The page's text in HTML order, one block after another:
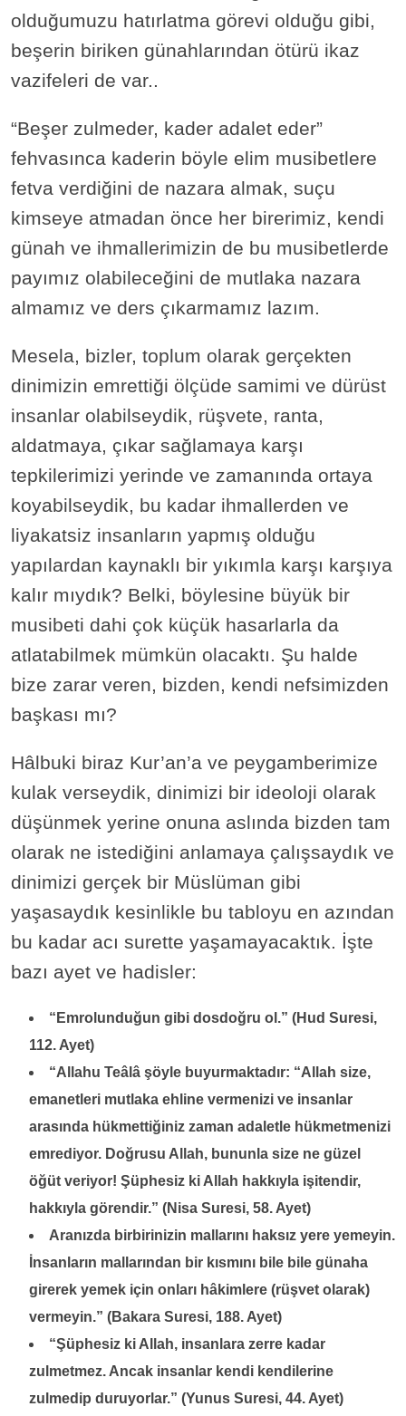
olduğumuzu hatırlatma görevi olduğu gibi,
beşerin biriken günahlarından ötürü ikaz
vazifeleri de var..
“Beşer zulmeder, kader adalet eder”
fehvasınca kaderin böyle elim musibetlere
fetva verdiğini de nazara almak, suçu
kimseye atmadan önce her birerimiz, kendi
günah ve ihmallerimizin de bu musibetlerde
payımız olabileceğini de mutlaka nazara
almamız ve ders çıkarmamız lazım.
Mesela, bizler, toplum olarak gerçekten
dinimizin emrettiği ölçüde samimi ve dürüst
insanlar olabilseydik, rüşvete, ranta,
aldatmaya, çıkar sağlamaya karşı
tepkilerimizi yerinde ve zamanında ortaya
koyabilseydik, bu kadar ihmallerden ve
liyakatsiz insanların yapmış olduğu
yapılardan kaynaklı bir yıkımla karşı karşıya
kalır mıydık? Belki, böylesine büyük bir
musibeti dahi çok küçük hasarlarla da
atlatabilmek mümkün olacaktı. Şu halde
bize zarar veren, bizden, kendi nefsimizden
başkası mı?
Hâlbuki biraz Kur’an’a ve peygamberimize
kulak verseydik, dinimizi bir ideoloji olarak
düşünmek yerine onuna aslında bizden tam
olarak ne istediğini anlamaya çalışsaydık ve
dinimizi gerçek bir Müslüman gibi
yaşasaydık kesinlikle bu tabloyu en azından
bu kadar acı surette yaşamayacaktık. İşte
bazı ayet ve hadisler:
“Emrolunduğun gibi dosdoğru ol.” (Hud Suresi,
112. Ayet)
“Allahu Teâlâ şöyle buyurmaktadır: “Allah size,
emanetleri mutlaka ehline vermenizi ve insanlar
arasında hükmettiğiniz zaman adaletle hükmetmenizi
emrediyor. Doğrusu Allah, bununla size ne güzel
öğüt veriyor! Şüphesiz ki Allah hakkıyla işitendir,
hakkıyla görendir.” (Nisa Suresi, 58. Ayet)
Aranızda birbirinizin mallarını haksız yere yemeyin.
İnsanların mallarından bir kısmını bile bile günaha
girerek yemek için onları hâkimlere (rüşvet olarak)
vermeyin.” (Bakara Suresi, 188. Ayet)
“Şüphesiz ki Allah, insanlara zerre kadar
zulmetmez. Ancak insanlar kendi kendilerine
zulmedip duruyorlar.” (Yunus Suresi, 44. Ayet)